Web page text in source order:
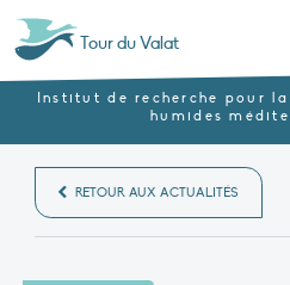
Tour du Valat
Institut de recherche pour
humides
RETOUR AUX ACTUALITÉS